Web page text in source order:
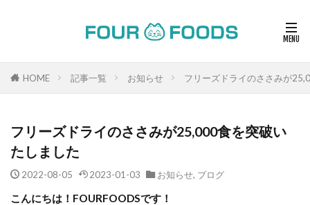
HOME 記事一覧 お知らせ フリーズドライのささみが
フリーズドライのささみが25,000食を突破い
たしました
2022-08-05 2023-01-03 お知らせ, ブログ
こんにちは！FOURFOODSです！